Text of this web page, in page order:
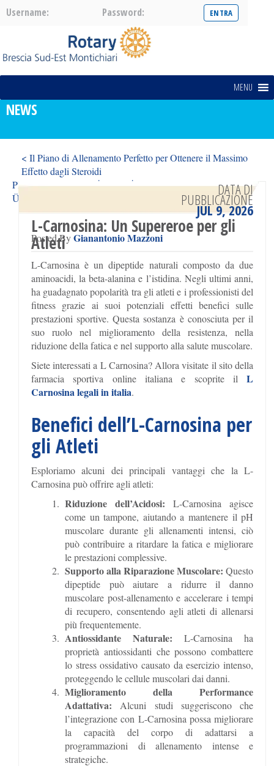
Username: Password:
MENU
NEWS
< Il Piano di Allenamento Perfetto per Ottenere il Massimo
Effetto dagli Steroidi
Platformasının Ətraflı İcmalı – İnterfeys, Funksiyalar və
Üstünlüklər with 1win >
L-Carnosina: Un Supereroe per gli
Atleti
Posted ByGianantonio Mazzoni
DATA DI
PUBBLICAZIONE
JUL 9, 2026
L-Carnosina è un dipeptide naturali composto da due
aminoacidi, la beta-alanina e l’istidina. Negli ultimi anni,
ha guadagnato popolarità tra gli atleti e i professionisti del
fitness grazie ai suoi potenziali effetti benefici sulle
prestazioni sportive. Questa sostanza è conosciuta per il
suo ruolo nel miglioramento della resistenza, nella
riduzione della fatica e nel supporto alla salute muscolare.
Siete interessati a L Carnosina? Allora visitate il sito della
farmacia sportiva online italiana e scoprite ilL
Carnosina legali in italia.
Benefici dell’L-Carnosina per
gli Atleti
Esploriamo alcuni dei principali vantaggi che la L-
Carnosina può offrire agli atleti:
Riduzione dell’Acidosi: L-Carnosina agisce
come un tampone, aiutando a mantenere il pH
muscolare durante gli allenamenti intensi, ciò
può contribuire a ritardare la fatica e migliorare
le prestazioni complessive.
Supporto alla Riparazione Muscolare: Questo
dipeptide può aiutare a ridurre il danno
muscolare post-allenamento e accelerare i tempi
di recupero, consentendo agli atleti di allenarsi
più frequentemente.
Antiossidante Naturale: L-Carnosina ha
proprietà antiossidanti che possono combattere
lo stress ossidativo causato da esercizio intenso,
proteggendo le cellule muscolari dai danni.
Miglioramento della Performance
Adattativa: Alcuni studi suggeriscono che
l’integrazione con L-Carnosina possa migliorare
la capacità del corpo di adattarsi a
programmazioni di allenamento intense e
strategiche.